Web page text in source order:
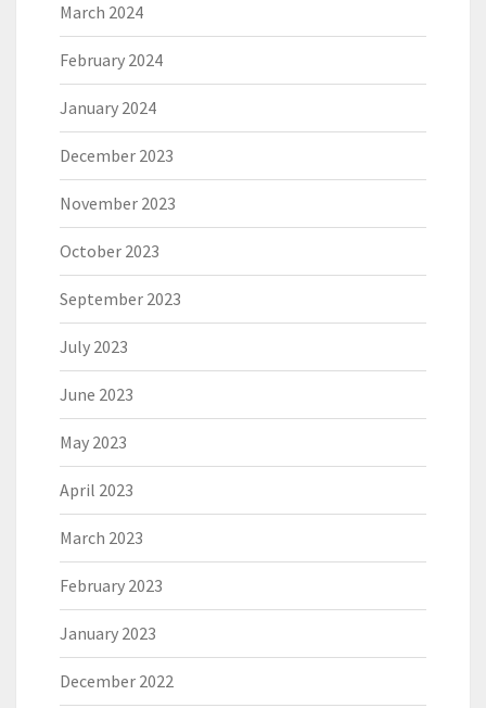
March 2024
February 2024
January 2024
December 2023
November 2023
October 2023
September 2023
July 2023
June 2023
May 2023
April 2023
March 2023
February 2023
January 2023
December 2022